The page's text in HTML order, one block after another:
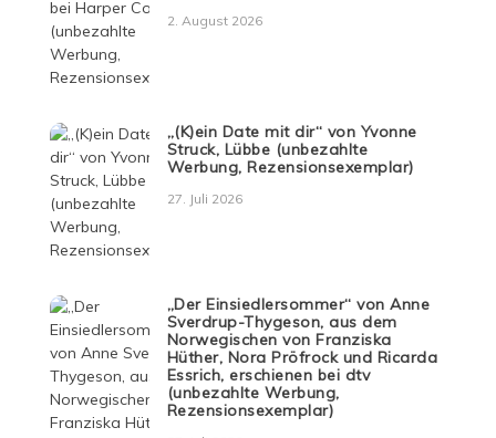
2. August 2026
„(K)ein Date mit dir“ von Yvonne
Struck, Lübbe (unbezahlte
Werbung, Rezensionsexemplar)
27. Juli 2026
„Der Einsiedlersommer“ von Anne
Sverdrup-Thygeson, aus dem
Norwegischen von Franziska
Hüther, Nora Pröfrock und Ricarda
Essrich, erschienen bei dtv
(unbezahlte Werbung,
Rezensionsexemplar)